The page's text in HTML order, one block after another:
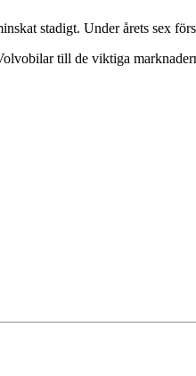
stadigt. Under årets sex
till de viktiga